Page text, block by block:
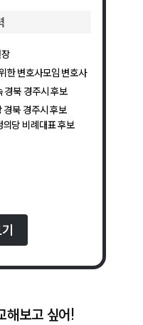
한 변호사모임 변호사
북 경주시 후보
북 경주시 후보
당 비례대표 후보
해보고 싶어!